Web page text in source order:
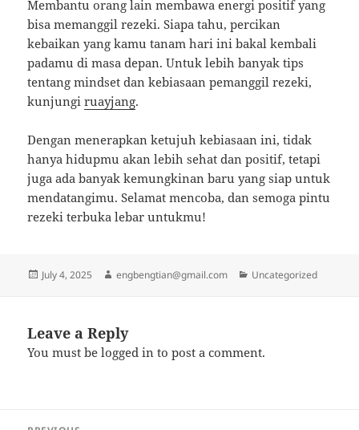
Membantu orang lain membawa energi positif yang
bisa memanggil rezeki. Siapa tahu, percikan
kebaikan yang kamu tanam hari ini bakal kembali
padamu di masa depan. Untuk lebih banyak tips
tentang mindset dan kebiasaan pemanggil rezeki,
kunjungiruayjang.
Dengan menerapkan ketujuh kebiasaan ini, tidak
hanya hidupmu akan lebih sehat dan positif, tetapi
juga ada banyak kemungkinan baru yang siap untuk
mendatangimu. Selamat mencoba, dan semoga pintu
rezeki terbuka lebar untukmu!
Posted
July 4, 2025 Author
engbengtian@gmail.com Categories
Uncategorized
Leave a Reply
You must belogged in to post a comment.